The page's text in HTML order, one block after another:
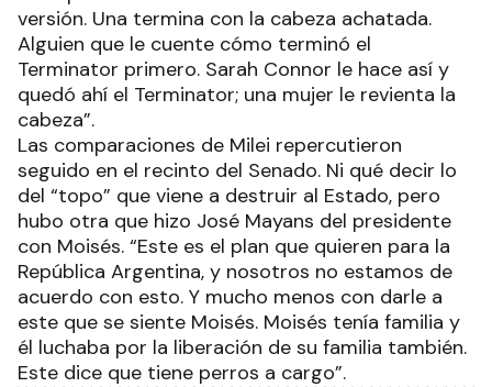
versión. Una termina con la cabeza achatada.
Alguien que le cuente cómo terminó el
Terminator primero. Sarah Connor le hace así y
quedó ahí el Terminator; una mujer le revienta la
cabeza”.
Las comparaciones de Milei repercutieron
seguido en el recinto del Senado. Ni qué decir lo
del “topo” que viene a destruir al Estado, pero
hubo otra que hizo José Mayans del presidente
con Moisés. “Este es el plan que quieren para la
República Argentina, y nosotros no estamos de
acuerdo con esto. Y mucho menos con darle a
este que se siente Moisés. Moisés tenía familia y
él luchaba por la liberación de su familia también.
Este dice que tiene perros a cargo”.